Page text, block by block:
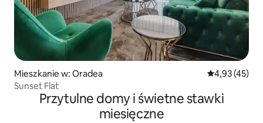
Mieszkanie w: Oradea Średnia
4,93 (45)
Sunset Flat
Przytulne domy i świetne stawki
miesięczne